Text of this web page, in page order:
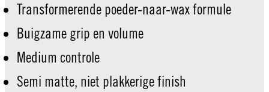
Transformerende poeder-naar-wax formule
Buigzame grip en volume
Medium controle
Semi matte, niet plakkerige finish